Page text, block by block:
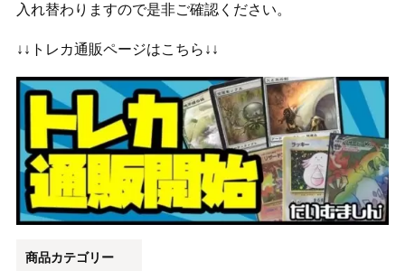
入れ替わりますので是非ご確認ください。
↓↓トレカ通販ページはこちら↓↓
商品カテゴリー